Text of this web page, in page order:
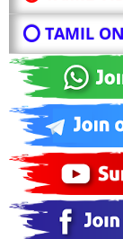
⭕ TAMIL